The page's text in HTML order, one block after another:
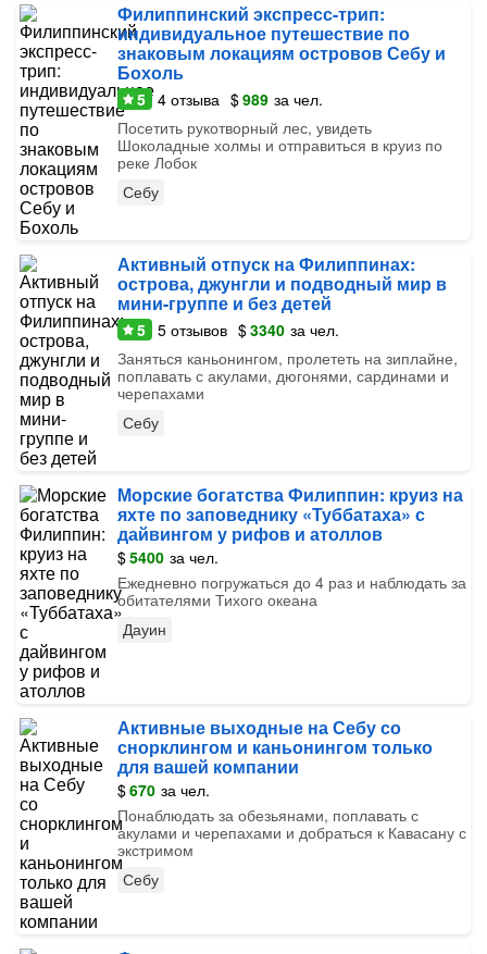
Филиппинский экспресс-трип:
индивидуальное путешествие по
знаковым локациям островов Себу и
Бохоль
5 4 отзыва $989 за чел.
Посетить рукотворный лес, увидеть
Шоколадные холмы и отправиться в круиз по
реке Лобок
Себу
Активный отпуск на Филиппинах:
острова, джунгли и подводный мир в
мини-группе и без детей
5 5 отзывов $3340 за чел.
Заняться каньонингом, пролететь на зиплайне,
поплавать с акулами, дюгонями, сардинами и
черепахами
Себу
Морские богатства Филиппин: круиз на
яхте по заповеднику «Туббатаха» с
дайвингом у рифов и атоллов
$5400 за чел.
Ежедневно погружаться до 4 раз и наблюдать за
обитателями Тихого океана
Дауин
Активные выходные на Себу со
снорклингом и каньонингом только
для вашей компании
$670 за чел.
Понаблюдать за обезьянами, поплавать с
акулами и черепахами и добраться к Кавасану с
экстримом
Себу